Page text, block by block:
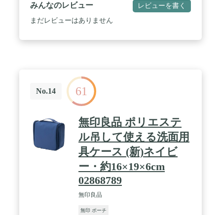
みんなのレビュー レビューを書く
まだレビューはありません
No.14 61
無印良品 ポリエステ
ル吊して使える洗面用
具ケース (新)ネイビ
ー・約16×19×6cm
02868789
無印良品
無印 ポーチ